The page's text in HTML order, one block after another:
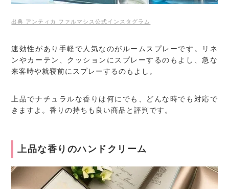
出典 アンティカ ファルマシス公式インスタグラム
速効性があり手軽で人気なのがルームスプレーです。リネ
ンやカーテン、クッションにスプレーするのもよし、急な
来客時や就寝前にスプレーするのもよし。
上品でナチュラルな香りは何にでも、どんな時でも対応で
きますよ。香りの持ちも良い商品と評判です。
上品な香りのハンドクリーム